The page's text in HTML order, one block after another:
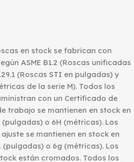
en stock se fabrican con
ASME B1.2 (Roscas unificadas
(Roscas STI en pulgadas) y
de la serie M). Todos los
con un Certificado de
trabajo se mantienen en stock en
o 6H (métricas). Los
se mantienen en stock en
(pulgadas) o 6g (métricas). Los
están cromados. Todos los